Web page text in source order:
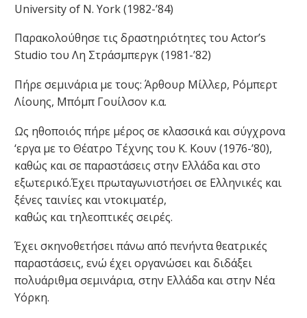
University of N. York (1982-’84)
Παρακολούθησε τις δραστηριότητες του Actor’s
Studio του Λη Στράσμπεργκ (1981-’82)
Πήρε σεμινάρια με τους: Άρθουρ Μίλλερ, Ρόμπερτ
Λίουης, Μπόμπ Γουίλσον κ.α.
Ως ηθοποιός πήρε μέρος σε κλασσικά και σύγχρονα
‘εργα με το Θέατρο Τέχνης του Κ. Κουν (1976-’80),
καθώς και σε παραστάσεις στην Ελλάδα και στο
εξωτερικό.Έχει πρωταγωνιστήσει σε Ελληνικές και
ξένες ταινίες και ντοκιματέρ,
καθώς και τηλεοπτικές σειρές.
Έχει σκηνοθετήσει πάνω από πενήντα θεατρικές
παραστάσεις, ενώ έχει οργανώσει και διδάξει
πολυάριθμα σεμινάρια, στην Ελλάδα και στην Νέα
Υόρκη.